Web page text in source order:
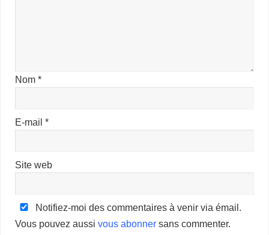
Nom*
E-mail*
Site web
Notifiez-moi des commentaires à venir via émail.
Vous pouvez aussivous abonner sans commenter.